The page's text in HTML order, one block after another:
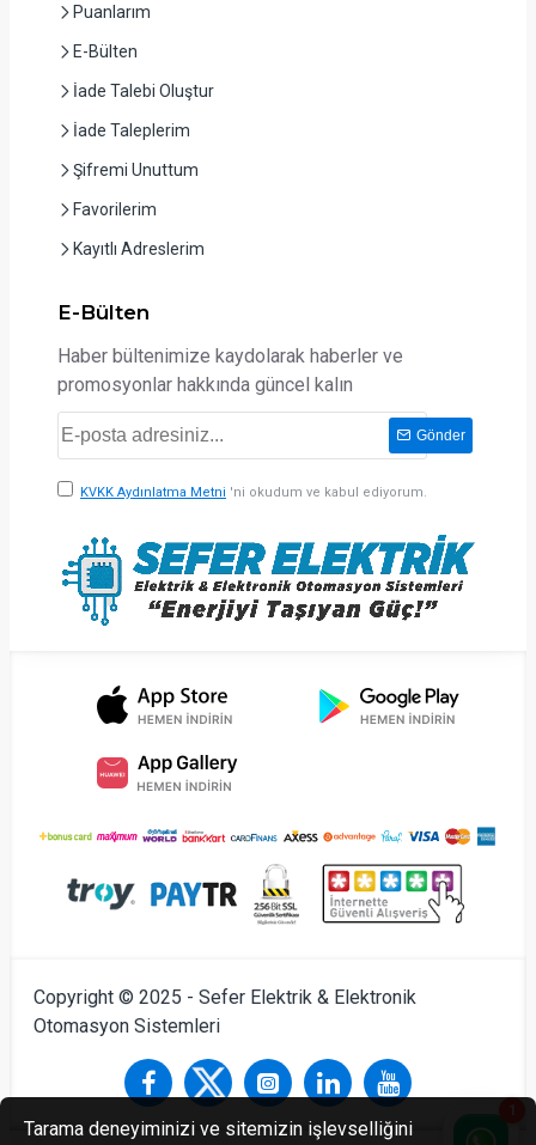
Puanlarım
E-Bülten
İade Talebi Oluştur
İade Taleplerim
Şifremi Unuttum
Favorilerim
Kayıtlı Adreslerim
E-Bülten
Haber bültenimize kaydolarak haberler ve
promosyonlar hakkında güncel kalın
Gönder
KVKK Aydınlatma Metni 'ni okudum ve kabul ediyorum.
Copyright © 2025 - Sefer Elektrik & Elektronik
Otomasyon Sistemleri
Tarama deneyiminizi ve sitemizin işlevselliğini